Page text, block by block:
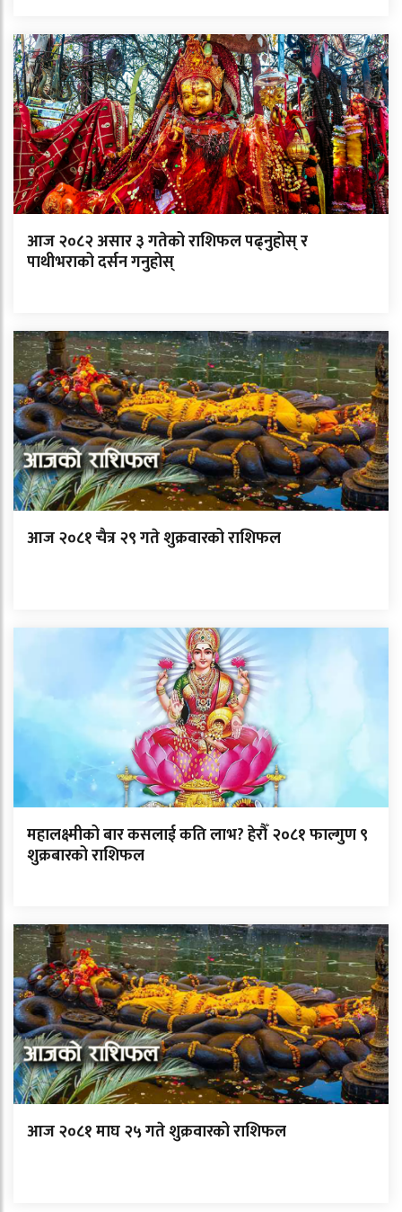
आज २०८२ असार ३ गतेको राशिफल पढ्नुहोस् र
पाथीभराको दर्सन गनुहोस्
आज २०८१ चैत्र २९ गते शुक्रवारको राशिफल
महालक्ष्मीको बार कसलाई कति लाभ? हेरौँ २०८१ फाल्गुण ९
शुक्रबारको राशिफल
आज २०८१ माघ २५ गते शुक्रवारको राशिफल